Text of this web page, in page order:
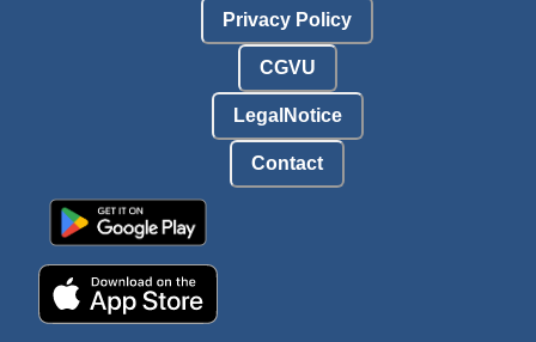
Privacy Policy
CGVU
LegalNotice
Contact